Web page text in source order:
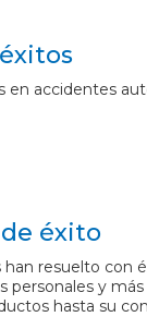
en accidentes
éxito
han resuelto con
personales y
hasta su